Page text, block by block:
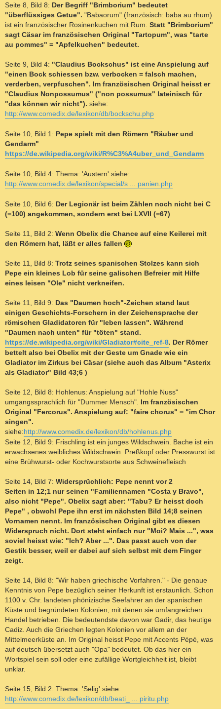
Seite 8, Bild 8: Der Begriff "Brimborium" bedeutet
"überflüssiges Getue". "Babaorum" (französisch: baba au rhum)
ist ein französischer Rosinenkuchen mit Rum. Statt "Brimborium"
sagt Cäsar im französischen Original "Tartopum", was "tarte
au pommes" = "Apfelkuchen" bedeutet.
Seite 9, Bild 4: "Claudius Bockschus" ist eine Anspielung auf
"einen Bock schiessen bzw. verbocken = falsch machen,
verderben, verpfuschen". Im französischen Original heisst er
"Claudius Nonpossumus" ("non possumus" lateinisch für
"das können wir nicht"). siehe:
http://www.comedix.de/lexikon/db/bockschu.php
Seite 10, Bild 1: Pepe spielt mit den Römern "Räuber und
Gendarm"
https://de.wikipedia.org/wiki/R%C3%A4uber_und_Gendarm
Seite 10, Bild 4: Thema: 'Austern' siehe:
http://www.comedix.de/lexikon/special/s ... panien.php
Seite 10, Bild 6: Der Legionär ist beim Zählen noch nicht bei C
(=100) angekommen, sondern erst bei LXVII (=67)
Seite 11, Bild 2: Wenn Obelix die Chance auf eine Keilerei mit
den Römern hat, läßt er alles fallen
Seite 11, Bild 8: Trotz seines spanischen Stolzes kann sich
Pepe ein kleines Lob für seine galischen Befreier mit Hilfe
eines leisen "Ole" nicht verkneifen.
Seite 11, Bild 9: Das "Daumen hoch"-Zeichen stand laut
einigen Geschichts-Forschern in der Zeichensprache der
römischen Gladidatoren für "leben lassen". Während
"Daumen nach unten" für "töten" stand.
https://de.wikipedia.org/wiki/Gladiator#cite_ref-8. Der Römer
bettelt also bei Obelix mit der Geste um Gnade wie ein
Gladiator im Zirkus bei Cäsar (siehe auch das Album "Asterix
als Gladiator" Bild 43;6 )
Seite 12, Bild 8: Hohlenus: Anspielung auf "Hohle Nuss"
umgangssprachlich für "Dummer Mensch". Im französischen
Original "Fercorus". Anspielung auf: "faire chorus" = "im Chor
singen".
siehe:http://www.comedix.de/lexikon/db/hohlenus.php
Seite 12, Bild 9: Frischling ist ein junges Wildschwein. Bache ist ein
erwachsenes weibliches Wildschwein. Preßkopf oder Presswurst ist
eine Brühwurst- oder Kochwurstsorte aus Schweinefleisch
Seite 14, Bild 7: Widersprüchlich: Pepe nennt vor 2
Seiten in 12;1 nur seinen "Familiennamen "Costa y Bravo",
also nicht "Pepe". Obelix sagt aber: "Tabu? Er heisst doch
Pepe" , obwohl Pepe ihn erst im nächsten Bild 14;8 seinen
Vornamen nennt. Im französischen Original gibt es diesen
Widerspruch nicht. Dort steht einfach nur "Moi? Mais ...", was
soviel heisst wie: "Ich? Aber ...". Das passt auch von der
Gestik besser, weil er dabei auf sich selbst mit dem Finger
zeigt.
Seite 14, Bild 8: "Wir haben griechische Vorfahren." - Die genaue
Kenntnis von Pepe bezüglich seiner Herkunft ist erstaunlich. Schon
1100 v. Chr. landeten phönizische Seefahrer an der spanischen
Küste und begründeten Kolonien, mit denen sie umfangreichen
Handel betrieben. Die bedeutendste davon war Gadir, das heutige
Cadiz. Auch die Griechen legten Kolonien vor allem an der
Mittelmeerküste an. Im Original heisst Pepe mit Accents Pépé, was
auf deutsch übersetzt auch "Opa" bedeutet. Ob das hier ein
Wortspiel sein soll oder eine zufällige Wortgleichheit ist, bleibt
unklar.
Seite 15, Bild 2: Thema: 'Selig' siehe:
http://www.comedix.de/lexikon/db/beati_ ... piritu.php